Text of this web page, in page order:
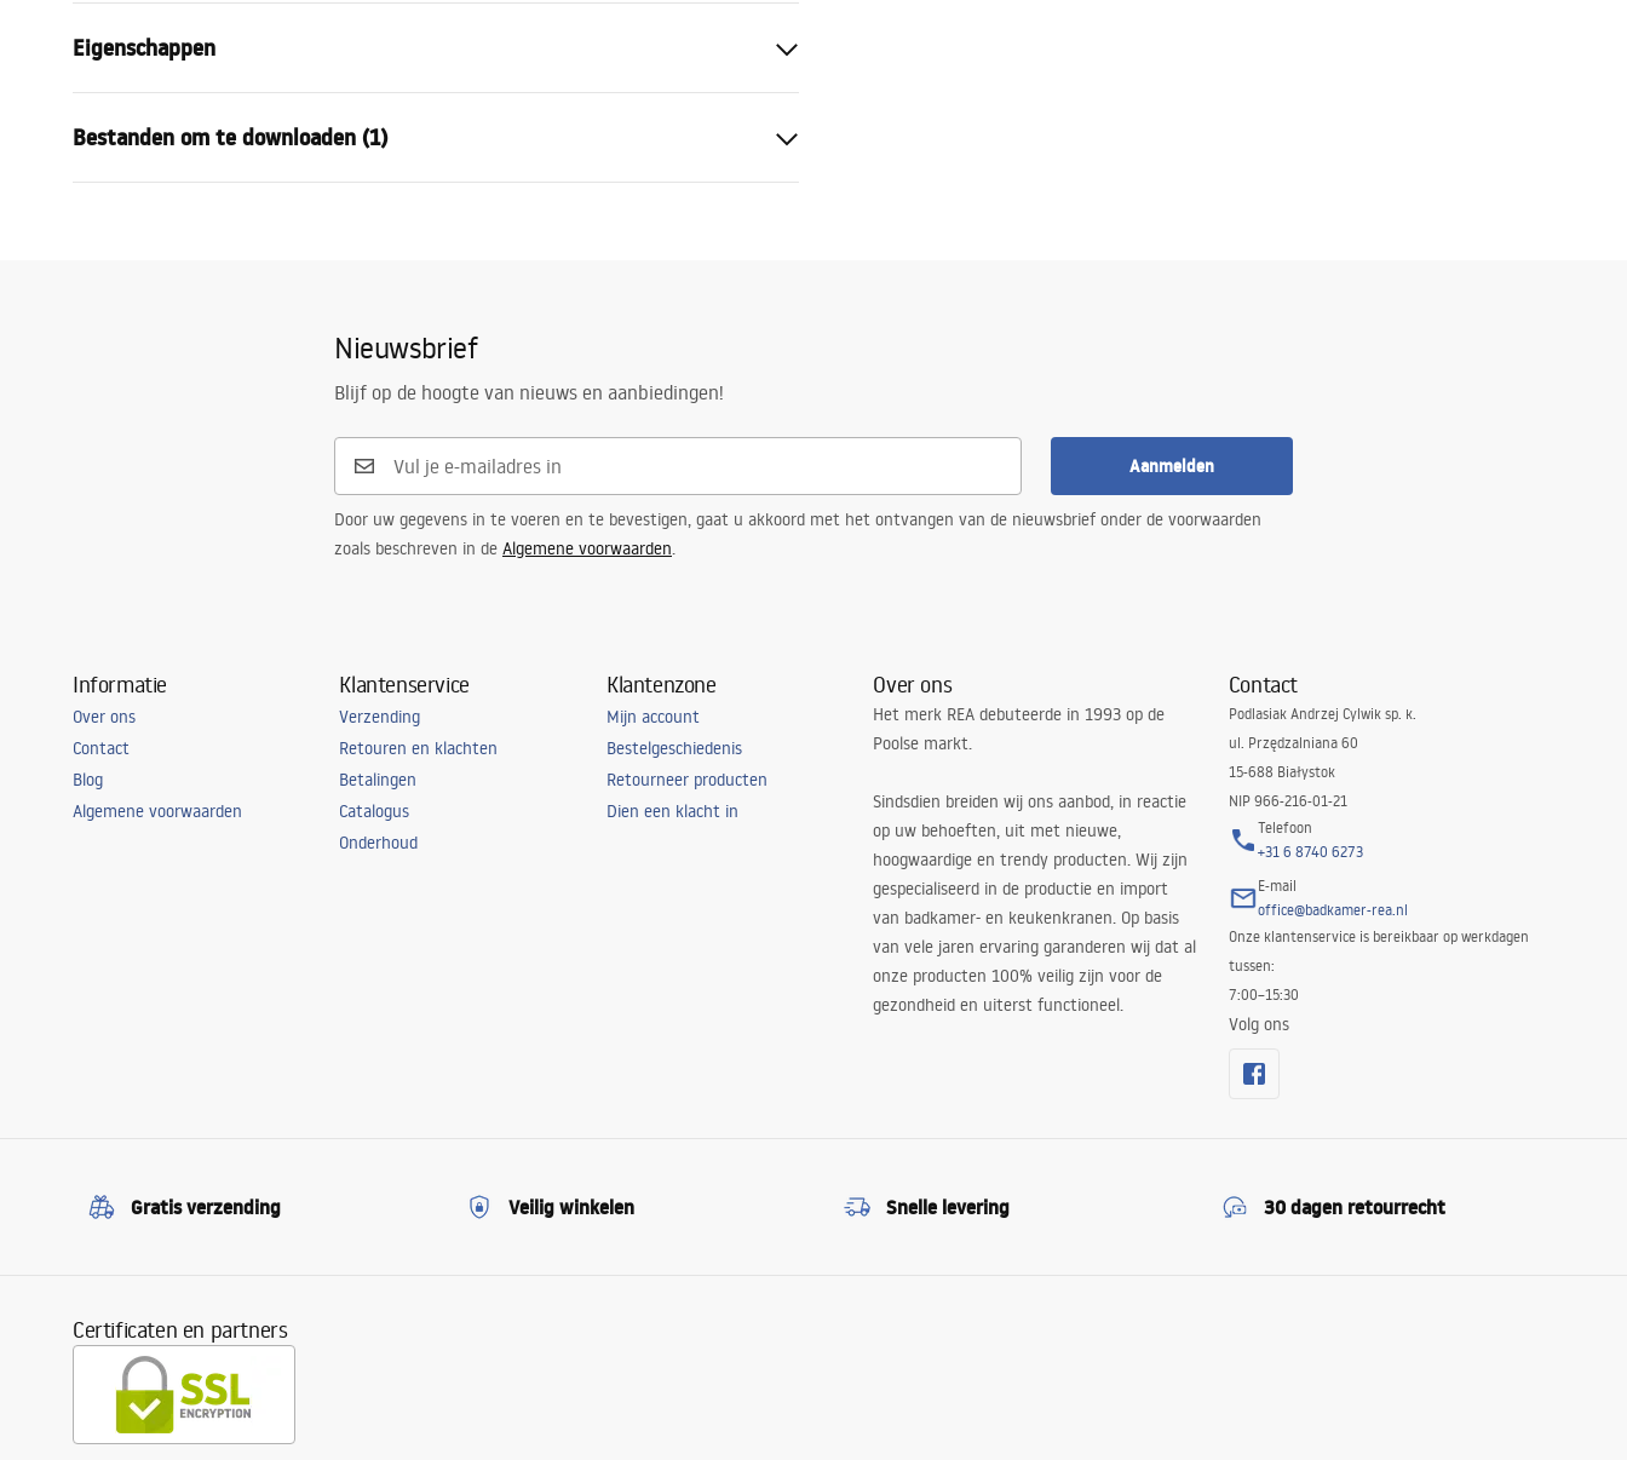
Eigenschappen
Materiaal
Lengte (mm)
380mm
24 maanden
Bestanden om te downloaden (1)
Nieuwsbrief
Blijf op de hoogte van nieuws en aanbiedingen!
Aanmelden
Door uw gegevens in te voeren en te bevestigen, gaat u akkoord met het ontvangen van de nieuwsbrief onder de voorwaarden
zoals beschreven in de Algemene voorwaarden.
Informatie
Over ons
Contact
Blog
Algemene voorwaarden
Klantenservice
Verzending
Retouren en klachten
Betalingen
Catalogus
Onderhoud
Klantenzone
Mijn account
Bestelgeschiedenis
Retourneer producten
Dien een klacht in
Over ons
Het merk REA debuteerde in 1993 op de
Poolse markt.
Sindsdien breiden wij ons aanbod, in reactie
op uw behoeften, uit met nieuwe,
hoogwaardige en trendy producten. Wij zijn
gespecialiseerd in de productie en import
van badkamer- en keukenkranen. Op basis
van vele jaren ervaring garanderen wij dat al
onze producten 100% veilig zijn voor de
gezondheid en uiterst functioneel.
Contact
Podlasiak Andrzej Cylwik sp. k.
ul. Przędzalniana 60
15-688 Białystok
NIP 966-216-01-21
Telefoon
+31 6 8740 6273
E-mail
office@badkamer-rea.nl
Onze klantenservice is bereikbaar op werkdagen
tussen:
7:00–15:30
Volg ons
Gratis verzending Veilig winkelen Snelle levering 30 dagen retourrecht
Certificaten en partners